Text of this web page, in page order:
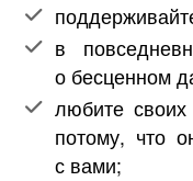
в
о бесценном
любите
потому, что
с вами;